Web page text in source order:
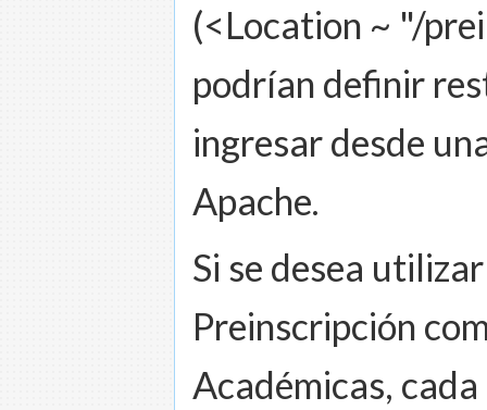
(<Location ~ "/
podrían definir
ingresar desde
Apache.
Si se desea
Preinscripción
Académicas,